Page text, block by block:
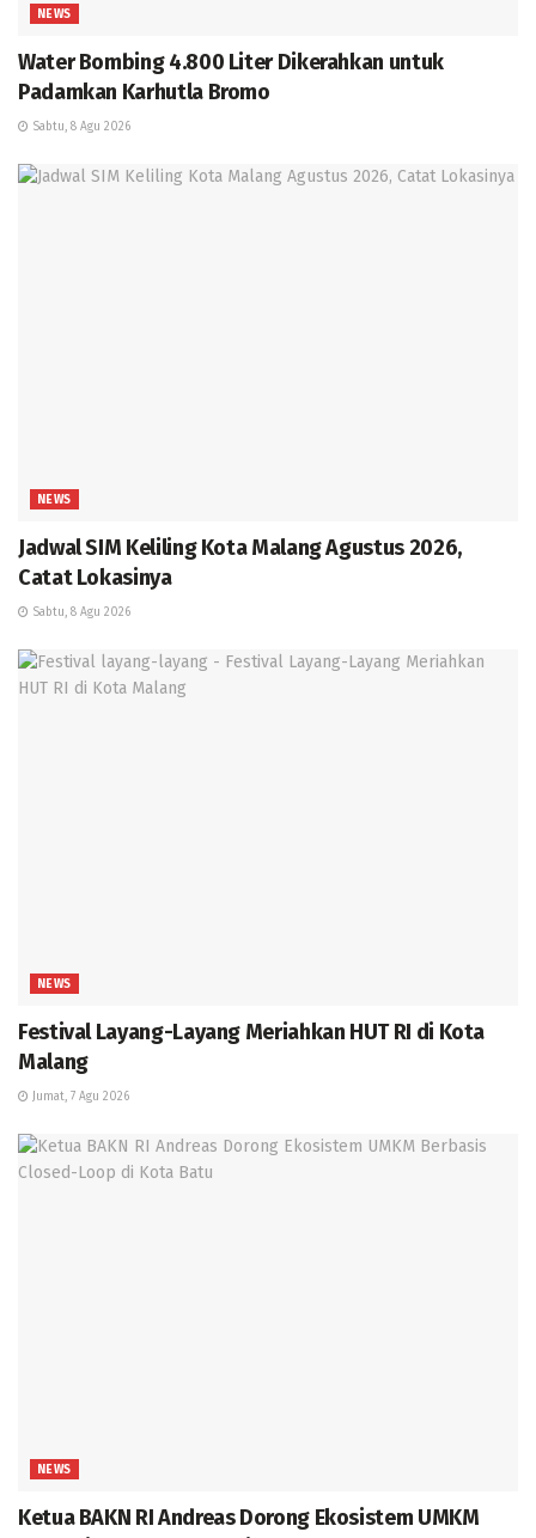
NEWS
Water Bombing 4.800 Liter Dikerahkan untuk
Padamkan Karhutla Bromo
Sabtu, 8 Agu 2026
NEWS
Jadwal SIM Keliling Kota Malang Agustus 2026,
Catat Lokasinya
Sabtu, 8 Agu 2026
NEWS
Festival Layang-Layang Meriahkan HUT RI di Kota
Malang
Jumat, 7 Agu 2026
NEWS
Ketua BAKN RI Andreas Dorong Ekosistem UMKM